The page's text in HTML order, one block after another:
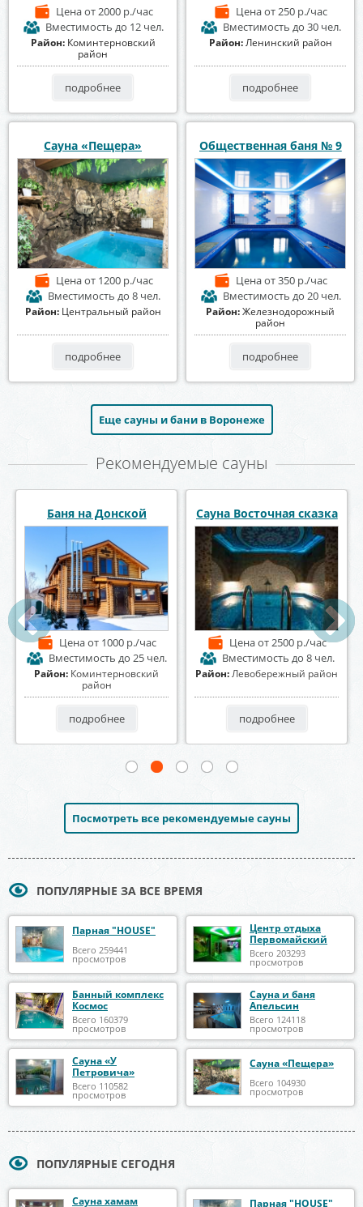
Ценаот 2000 р./час
Вместимость до 12 чел.
Район: Коминтерновский
район
подробнее
Ценаот 250 р./час
Вместимость до 30 чел.
Район:Ленинский район
подробнее
Сауна «Пещера»
Ценаот 1200 р./час
Вместимость до 8 чел.
Район: Центральный район
подробнее
Общественная баня № 9
Ценаот 350 р./час
Вместимость до 20 чел.
Район:Железнодорожный
район
подробнее
Еще сауны и бани в Воронеже
Рекомендуемые сауны
СПА комплекс СолеМио
Ценаот 2500 р./час
Вместимость до 20 чел.
Район:Центральный район
подробнее
Парная "HOUSE"
Ценаот 2000 р./час
Вместимость до 30 чел.
Район:Советский район
подробнее
Посмотреть все рекомендуемые сауны
ПОПУЛЯРНЫЕ ЗА ВСЕ ВРЕМЯ
Парная "HOUSE"
Всего 259441
просмотров
Центр отдыха
Первомайский
Всего 203293
просмотров
Банный комплекс
Космос
Всего 160379
просмотров
Сауна и баня
Апельсин
Всего 124118
просмотров
Сауна «У
Петровича»
Всего 110582
просмотров
Сауна «Пещера»
Всего 104930
просмотров
ПОПУЛЯРНЫЕ СЕГОДНЯ
Сауна хамам
Парная "HOUSE"